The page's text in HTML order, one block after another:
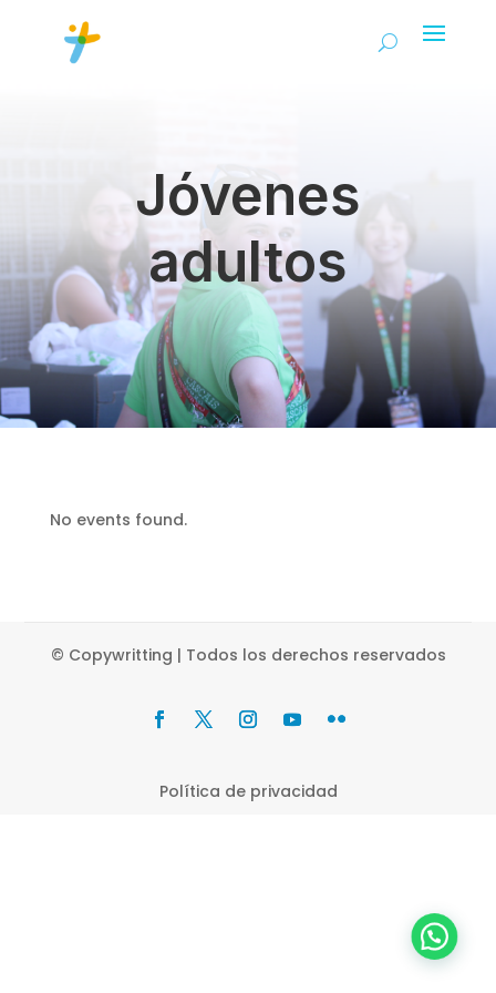
Jóvenes
adultos
No events found.
© Copywritting | Todos los derechos reservados
Política de privacidad